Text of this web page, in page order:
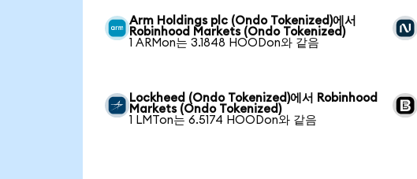
Arm Holdings plc (Ondo Tokenized)에서
Robinhood Markets (Ondo Tokenized)
1 ARMon는 3.1848 HOODon와 같음
Lockheed (Ondo Tokenized)에서 Robinhood
Markets (Ondo Tokenized)
1 LMTon는 6.5174 HOODon와 같음